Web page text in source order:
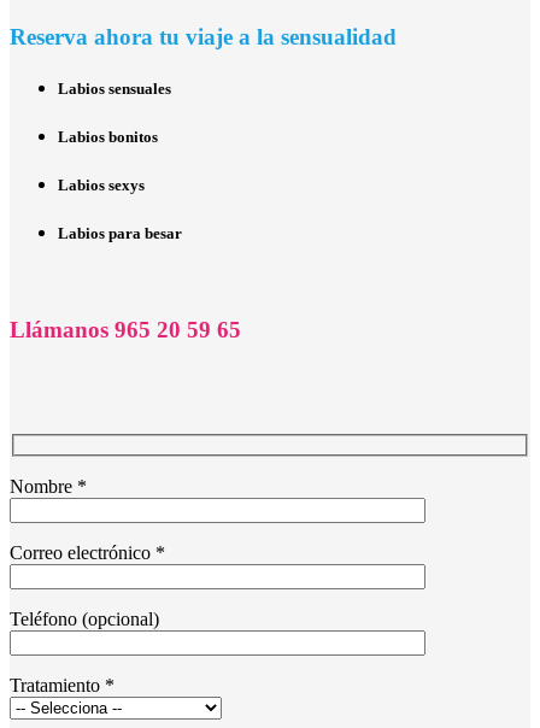
Reserva ahora tu viaje a la sensualidad
Labios sensuales
Labios bonitos
Labios sexys
Labios para besar
Llámanos 965 20 59 65
Nombre *
Correo electrónico *
Teléfono (opcional)
Tratamiento *